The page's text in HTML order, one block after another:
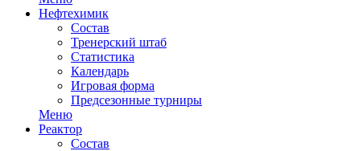
Нефтехимик
Состав
Тренерский штаб
Статистика
Календарь
Игровая форма
Предсезонные турниры
Меню
Реактор
Состав